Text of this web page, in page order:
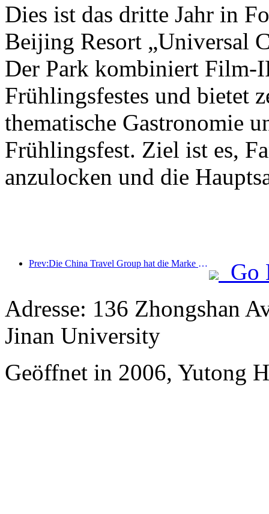
Dies ist das dritte Jahr in
Beijing Resort „Universal
Der Park kombiniert Film-
Frühlingsfestes und bietet
thematische Gastronomie
Frühlingsfest. Ziel ist es,
anzulocken und die
Prev:Die China Travel Group hat die Marke „China Travel Good Times“ ins Leben gerufen, um in den Markt für Seniorentourismus zu expandieren.
Go
Adresse: 136 Zhongshan
Jinan University
Geöffnet in 2006, Yutong